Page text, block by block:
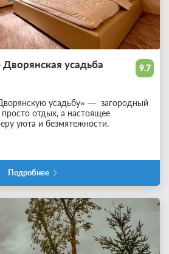
9.7
усадьба
усадьбу» — загородный
отдых, а настоящее
уюта и безмятежности.
Подробнее